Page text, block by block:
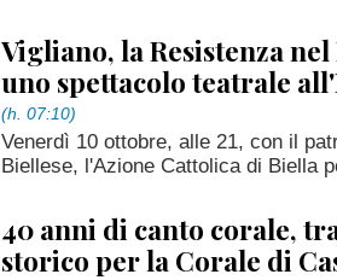
Vigliano, la Resistenza
uno spettacolo teatrale
(h. 07:10)
Venerdì 10 ottobre, alle 21, con il
Biellese, l'Azione Cattolica di Biella
40 anni di canto corale,
storico per la Corale di